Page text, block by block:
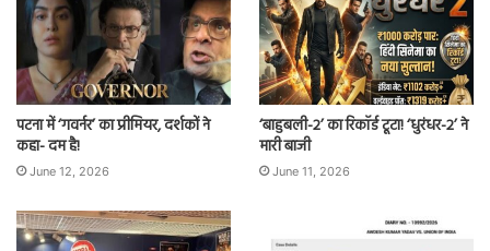
पटना में ‘गवर्नर’ का प्रीमियर, दर्शकों ने
कहा- दम है!
June 12, 2026
‘बाहुबली-2’ का रिकॉर्ड टूटा! ‘धुरंधर-2’ ने
मारी बाजी
June 11, 2026